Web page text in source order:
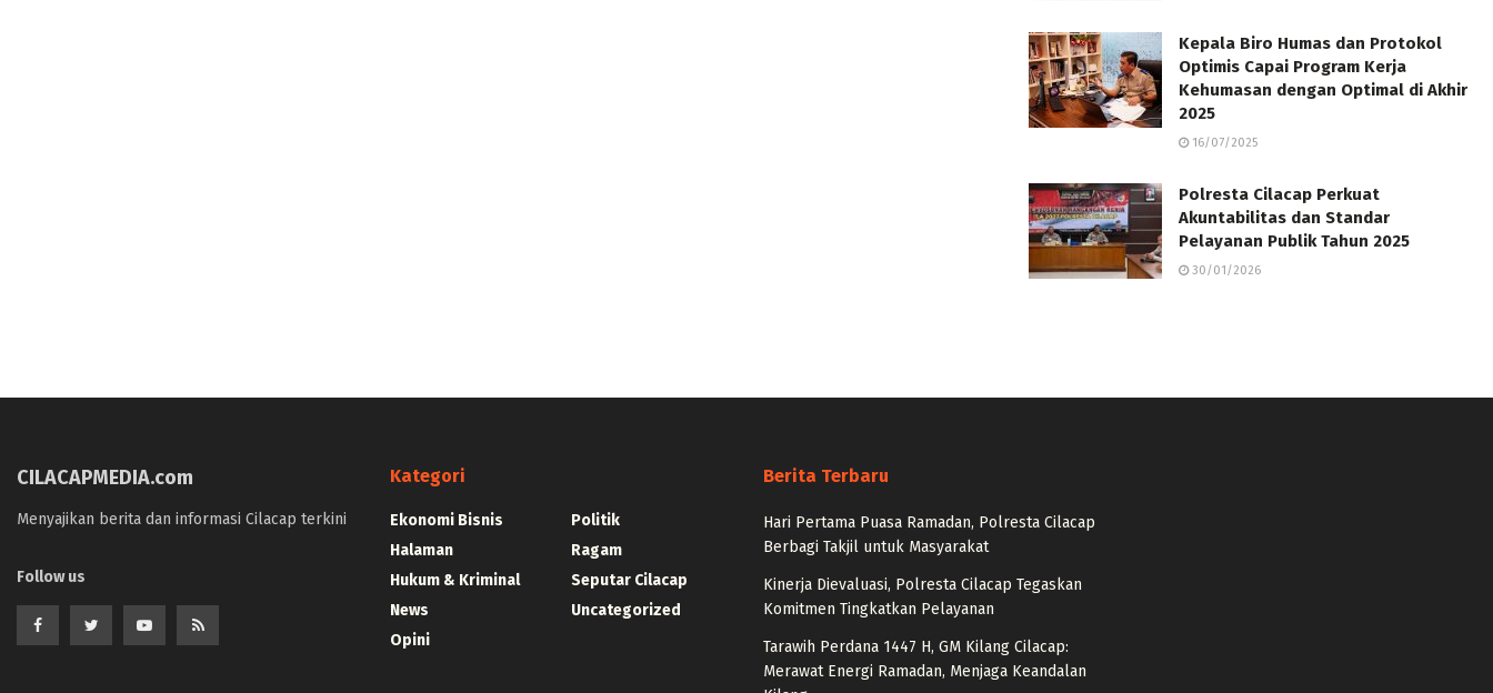
Kepala Biro Humas dan Protokol
Optimis Capai Program Kerja
Kehumasan dengan Optimal di Akhir
2025
16/07/2025
Polresta Cilacap Perkuat
Akuntabilitas dan Standar
Pelayanan Publik Tahun 2025
30/01/2026
CILACAPMEDIA.com
Menyajikan berita dan informasi Cilacap terkini
Follow us
Kategori
Ekonomi Bisnis
Halaman
Hukum & Kriminal
News
Opini
Politik
Ragam
Seputar Cilacap
Uncategorized
Berita Terbaru
Hari Pertama Puasa Ramadan, Polresta Cilacap
Berbagi Takjil untuk Masyarakat
Kinerja Dievaluasi, Polresta Cilacap Tegaskan
Komitmen Tingkatkan Pelayanan
Tarawih Perdana 1447 H, GM Kilang Cilacap:
Merawat Energi Ramadan, Menjaga Keandalan